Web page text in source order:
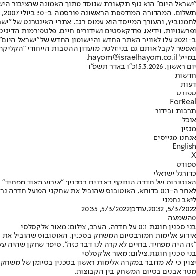
"ישראל היום" הוא גוף תקשורת שנוסד מתוך האמונה שהציבור
ופרשנויות, וידיאו, פודקאסטים ושידורים חיים. פלטפורמות
ב-2021 עלו לאוויר האתר החדש והיישומון החדש של
ואפשר לקבל אותם גם בניוזלטר. מועדון ההטבות הייחודי
במייל hayom@israelhayom.co.il.
יום ראשון, 15.3.2026
כ"ו באדר תשפ"ו
חדשות
דעות
ספורט
ForReal
תרבות ובידור
אוכל
מגזין
אנחנו מגייסים
English
X
ספורט
כדורגל ישראלי
האוטובוס של חדרה הותקף באבנים בסכנין: "אירוע מאוד מפחיד"
לאחר ה-0:1 בדוחא, האוטובוס שהוביל את שחקני הפועל חדרה נרגם באבנים ביציאה מהעיר • שחקן שהיה בתוך כלי הרכב סיפר: "פתאום שמענו 'בום' חזק והבנו מה קרה. הזורקים ברחו מהמקום"
ליאב נחמני
5/3/2022, 20:32
,עודכן5/3/2022, 20:35
0השמעה
בני סכנין חוגגת 0:1 על חדרה, הערב, צילום: מאור אלקסלסי
אירוע אלימות חמורבסיום המשחק בסכנין. האוטובוס שהוביל
"זה היה מפחיד, בחיים לא קרה לנו דבר כזה", סיפר שחקן שהיה
בני סכנין חוגגת,צילום: מאור אלקסלסי
יצוין כי לא מדובר במקרה אלימות ראשון בסכנין בסיומן של
מטר אבנים בסיום המשחק בין הקבוצות.